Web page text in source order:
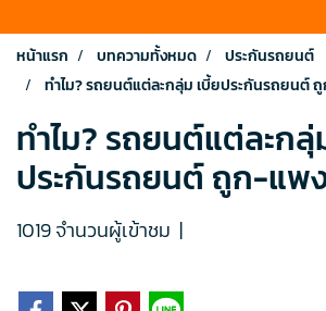
หน้าแรก บทความทั้งหมด
ประกันรถยนต์
ทำไม? รถยนต์แต่ละกลุ่ม เบี้ยประกันรถยนต์
ทำไม? รถยนต์แต่ละกลุ่
ประกันรถยนต์ ถูก-แพง
1019 จำนวนผู้เข้าชม |